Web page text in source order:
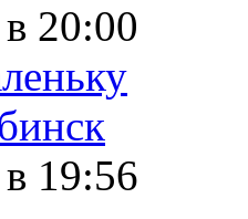
20:00
в 19:56